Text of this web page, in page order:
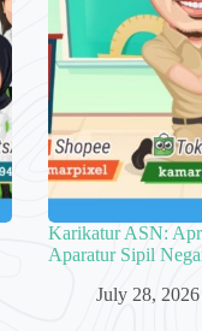
Karikatur ASN:
Aparatur Sipil
July 28, 2026